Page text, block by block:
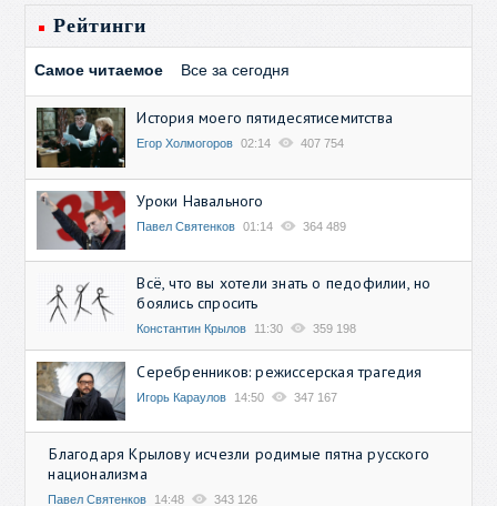
Рейтинги
Самое читаемое Все за сегодня
История моего пятидесятисемитства
Егор Холмогоров 02:14 407 754
Уроки Навального
Павел Святенков 01:14 364 489
Всё, что вы хотели знать о педофилии, но
боялись спросить
Константин Крылов 11:30 359 198
Серебренников: режиссерская трагедия
Игорь Караулов 14:50 347 167
Благодаря Крылову исчезли родимые пятна русского
национализма
Павел Святенков 14:48 343 126